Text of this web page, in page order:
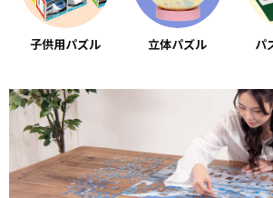
子供用パズル 立体パズル パ